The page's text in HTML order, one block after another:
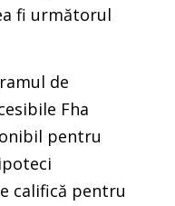
fi următorul
de
Fha
pentru
califică pentru